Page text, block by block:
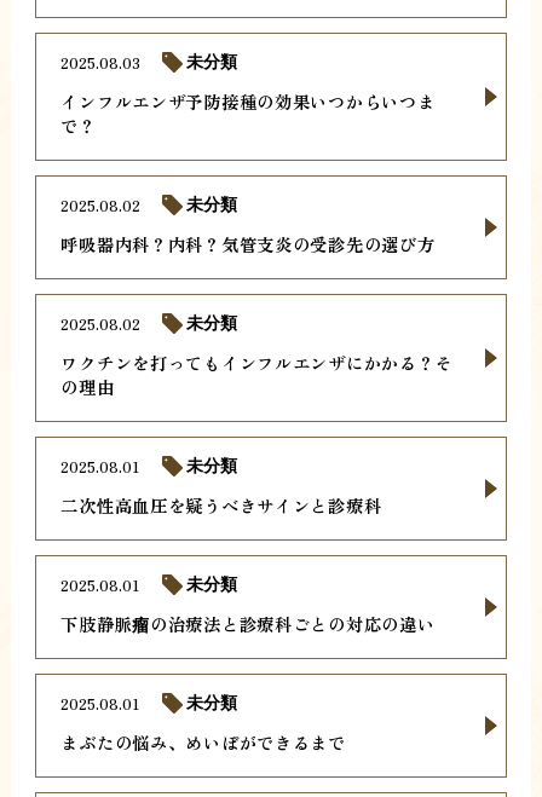
インフルエンザ予防接種の効果いつからいつま
で？
2025.08.03 未分類
呼吸器内科？内科？気管支炎の受診先の選び方
2025.08.02 未分類
ワクチンを打ってもインフルエンザにかかる？そ
の理由
2025.08.02 未分類
二次性高血圧を疑うべきサインと診療科
2025.08.01 未分類
下肢静脈瘤の治療法と診療科ごとの対応の違い
2025.08.01 未分類
まぶたの悩み、めいぼができるまで
2025.08.01 未分類